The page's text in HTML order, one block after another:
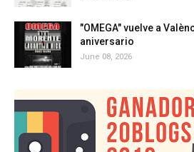
"OMEGA" vuelve a
aniversario
June 08, 2026